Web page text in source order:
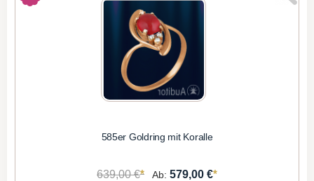
585er Goldring mit Koralle
639,00 €* Ab: 579,00 €*